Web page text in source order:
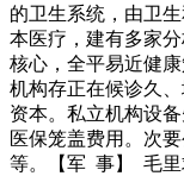
的卫生系统，由卫
本医疗，建有多家
核心，全平易近健
机构存正在候诊久
资本。私立机构设
医保笼盖费用。次
等。【军 事】 毛里